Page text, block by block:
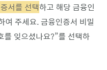
서를 선택하고 해당 금융인
여 주세요. 금융인증서 비밀
를 잊으셨나요?”를 선택하